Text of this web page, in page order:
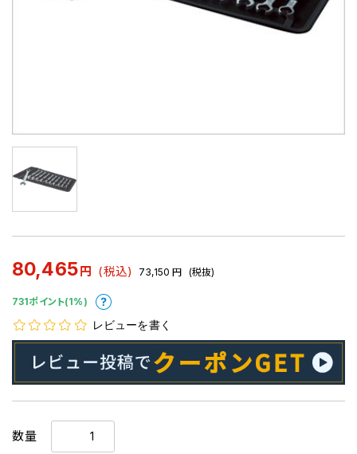
80,465 円 (税込) 73,150 円 (税抜)
731ポイント(1%)
レビューを書く
数量